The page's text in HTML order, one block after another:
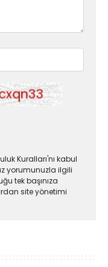
Kuralları'nı kabul
yorumunuzla ilgili
tek başınıza
site yönetimi